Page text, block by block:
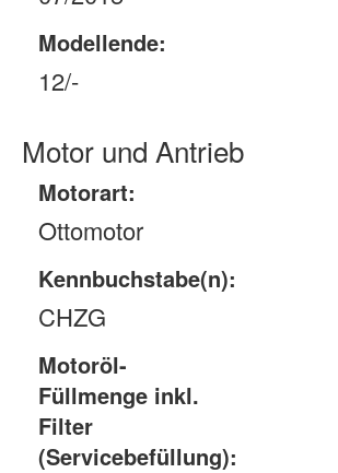
Modellende:
12/-
Motor und Antrieb
Motorart:
Ottomotor
Kennbuchstabe(n):
CHZG
Motoröl-
Füllmenge inkl.
Filter
(Servicebefüllung):